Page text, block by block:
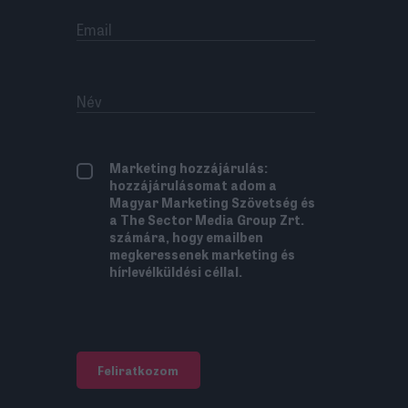
Marketing hozzájárulás:
hozzájárulásomat adom a
Magyar Marketing Szövetség és
a The Sector Media Group Zrt.
számára, hogy emailben
megkeressenek marketing és
hírlevélküldési céllal.
Feliratkozom